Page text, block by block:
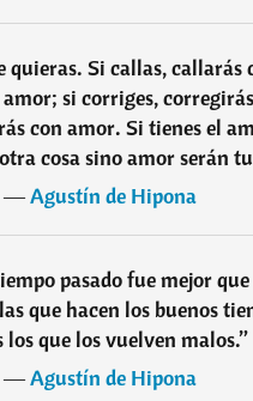
quieras. Si callas, callarás
si corriges,
con amor. Si tienes el
cosa sino amor serán
―Agustín de Hipona
pasado fue mejor
que hacen los buenos
los que los vuelven malos.”
―Agustín de Hipona